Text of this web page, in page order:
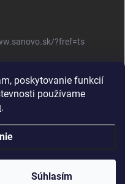
poskytovanie funkcií
používame
.
Súhlasím
?fref=ts
vyhradené. | Upraviť nastavenie